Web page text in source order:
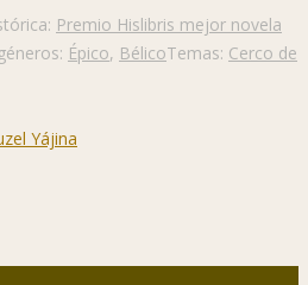
Premio Hislibris mejor novela
Épico, BélicoTemas: Cerco de